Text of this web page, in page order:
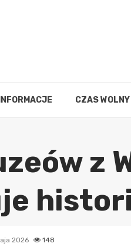
INFORMACJE CZAS WOLNY
z
2026 148